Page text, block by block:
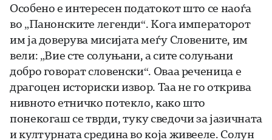
Особено е интересен податокот што се наоѓа
во „Панонските легенди“. Кога императорот
им ја доверува мисијата меѓу Словените, им
вели: „Вие сте солуњани, а сите солуњани
добро говорат словенски“. Оваа реченица е
драгоцен историски извор. Таа не го открива
нивното етничко потекло, како што
понекогаш се тврди, туку сведочи за јазичната
и културната средина во која живееле. Солун